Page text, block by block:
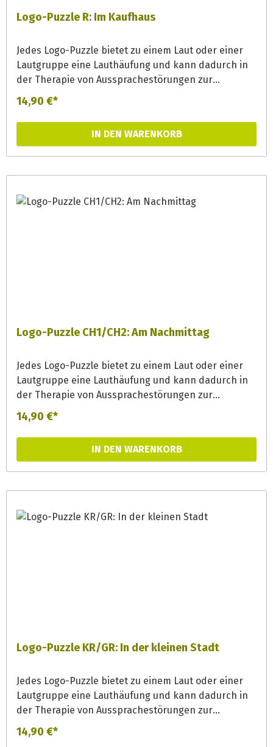
Logo-Puzzle R: Im Kaufhaus
Jedes Logo-Puzzle bietet zu einem Laut oder einer
Lautgruppe eine Lauthäufung und kann dadurch in
der Therapie von Aussprachestörungen zur
Lautgeneralisierung effizient eingesetzt werden.
Aber auch in der Förderung bieten die Puzzles bunte
Erzählanlässe und können zur
Phonemsensibilisierung und Wortschatzerweiterung
14,90 €*
IN DEN WARENKORB
Logo-Puzzle CH1/CH2: Am Nachmittag
Jedes Logo-Puzzle bietet zu einem Laut oder einer
Lautgruppe eine Lauthäufung und kann dadurch in
der Therapie von Aussprachestörungen zur
Lautgeneralisierung effizient eingesetzt werden.
Aber auch in der Förderung bieten die Puzzles bunte
Erzählanlässe und können zur
Phonemsensibilisierung und Wortschatzerweiterung
14,90 €*
IN DEN WARENKORB
Logo-Puzzle KR/GR: In der kleinen Stadt
Jedes Logo-Puzzle bietet zu einem Laut oder einer
Lautgruppe eine Lauthäufung und kann dadurch in
der Therapie von Aussprachestörungen zur
Lautgeneralisierung effizient eingesetzt werden.
Aber auch in der Förderung bieten die Puzzles bunte
14,90 €*